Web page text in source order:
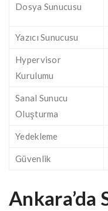
Dosya Sunucusu
Yazıcı Sunucusu
Hypervisor
Kurulumu
Sanal Sunucu
Oluşturma
Yedekleme
Güvenlik
Ankara’da